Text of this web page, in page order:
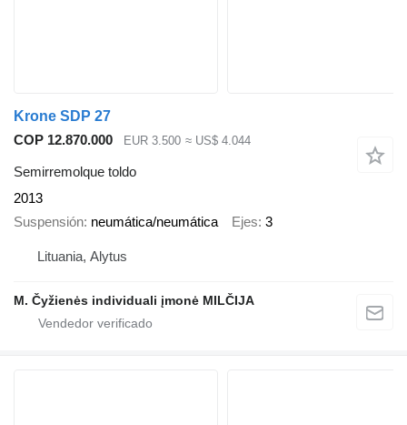
Krone SDP 27
COP 12.870.000
EUR 3.500 ≈ US$ 4.044
Semirremolque toldo
2013
Suspensión neumática/neumática Ejes 3
Lituania, Alytus
M. Čyžienės individuali įmonė MILČIJA